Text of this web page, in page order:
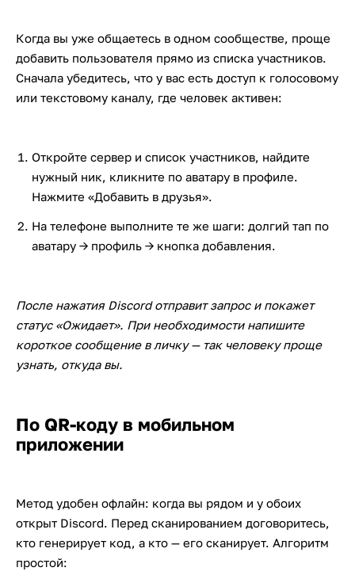
Когда вы уже общаетесь в одном сообществе, проще
добавить пользователя прямо из списка участников.
Сначала убедитесь, что у вас есть доступ к голосовому
или текстовому каналу, где человек активен:
Откройте сервер и список участников, найдите
нужный ник, кликните по аватару в профиле.
Нажмите «Добавить в друзья».
На телефоне выполните те же шаги: долгий тап по
аватару → профиль → кнопка добавления.
После нажатия Discord отправит запрос и покажет
статус «Ожидает». При необходимости напишите
короткое сообщение в личку — так человеку проще
узнать, откуда вы.
По QR-коду в мобильном
приложении
Метод удобен офлайн: когда вы рядом и у обоих
открыт Discord. Перед сканированием договоритесь,
кто генерирует код, а кто — его сканирует. Алгоритм
простой: